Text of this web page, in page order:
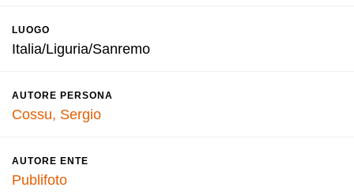
LUOGO
Italia/Liguria/Sanremo
AUTORE PERSONA
Cossu, Sergio
AUTORE ENTE
Publifoto